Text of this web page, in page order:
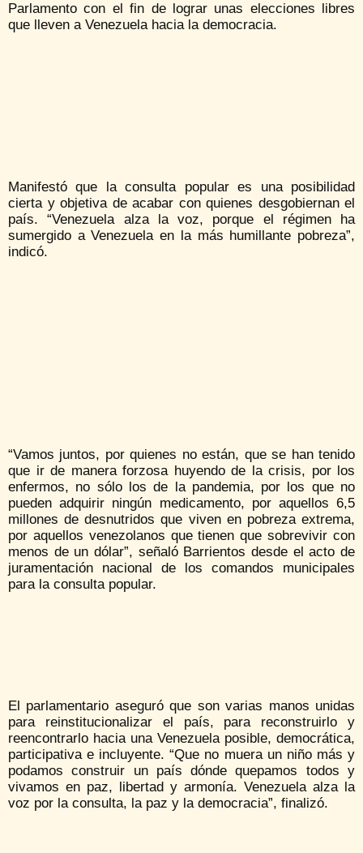
Parlamento con el fin de lograr unas elecciones libres
que lleven a Venezuela hacia la democracia.
Manifestó que la consulta popular es una posibilidad
cierta y objetiva de acabar con quienes desgobiernan el
país. “Venezuela alza la voz, porque el régimen ha
sumergido a Venezuela en la más humillante pobreza”,
indicó.
“Vamos juntos, por quienes no están, que se han tenido
que ir de manera forzosa huyendo de la crisis, por los
enfermos, no sólo los de la pandemia, por los que no
pueden adquirir ningún medicamento, por aquellos 6,5
millones de desnutridos que viven en pobreza extrema,
por aquellos venezolanos que tienen que sobrevivir con
menos de un dólar”, señaló Barrientos desde el acto de
juramentación nacional de los comandos municipales
para la consulta popular.
El parlamentario aseguró que son varias manos unidas
para reinstitucionalizar el país, para reconstruirlo y
reencontrarlo hacia una Venezuela posible, democrática,
participativa e incluyente. “Que no muera un niño más y
podamos construir un país dónde quepamos todos y
vivamos en paz, libertad y armonía. Venezuela alza la
voz por la consulta, la paz y la democracia”, finalizó.